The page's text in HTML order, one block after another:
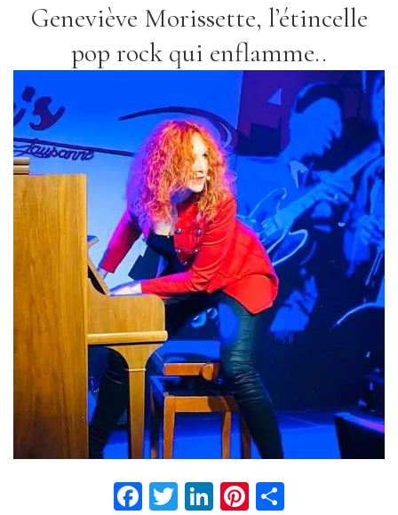
Geneviève Morissette, l’étincelle
pop rock qui enflamme..
Facebook
Twitter
LinkedIn
Pinterest